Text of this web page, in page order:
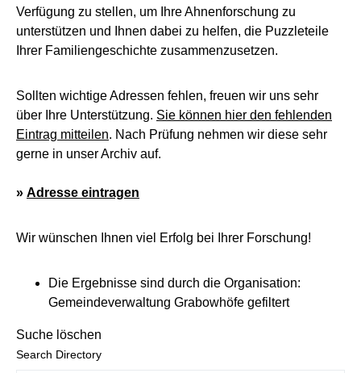
Verfügung zu stellen, um Ihre Ahnenforschung zu
unterstützen und Ihnen dabei zu helfen, die Puzzleteile
Ihrer Familiengeschichte zusammenzusetzen.
Sollten wichtige Adressen fehlen, freuen wir uns sehr
über Ihre Unterstützung. Sie können hier den fehlenden
Eintrag mitteilen. Nach Prüfung nehmen wir diese sehr
gerne in unser Archiv auf.
» Adresse eintragen
Wir wünschen Ihnen viel Erfolg bei Ihrer Forschung!
Die Ergebnisse sind durch die Organisation:
Gemeindeverwaltung Grabowhöfe gefiltert
Suche löschen
Search Directory